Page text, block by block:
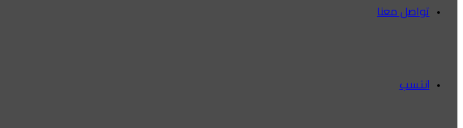
تواصل معنا
انتسب